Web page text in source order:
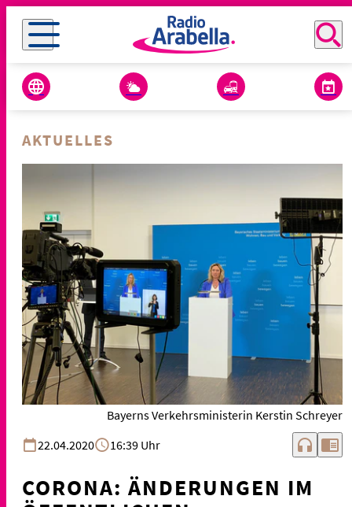
AKTUELLES
Bayerns Verkehrsministerin Kerstin Schreyer
22.04.2020
16:39 Uhr headphones chrome_reader_mode
CORONA: ÄNDERUNGEN IM